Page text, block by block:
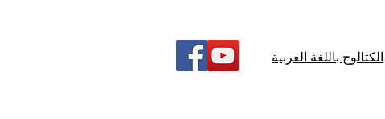
الكتالوج باللغة العربية